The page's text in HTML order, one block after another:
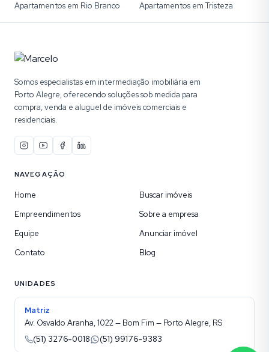
Apartamentos em Rio Branco
Apartamentos em Tristeza
Somos especialistas em intermediação imobiliária em
Porto Alegre, oferecendo soluções sob medida para
compra, venda e aluguel de imóveis comerciais e
residenciais.
NAVEGAÇÃO
Home
Buscar imóveis
Empreendimentos
Sobre a empresa
Equipe
Anunciar imóvel
Contato
Blog
UNIDADES
Matriz
Av. Osvaldo Aranha, 1022 — Bom Fim — Porto Alegre, RS
(51) 3276-0018
(51) 99176-9383